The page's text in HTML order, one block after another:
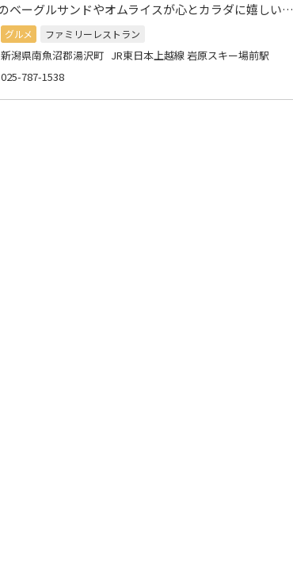
南魚沼産玄米のベーグルサンドやオムライスが心とカラダに嬉しいカフェ&レストラン
グルメ
ファミリーレストラン
新潟県南魚沼郡湯沢町 JR東日本上越線 岩原スキー場前駅
025-787-1538